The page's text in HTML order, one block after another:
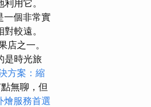
用它。
一個非常實
較遠。
之一。
是時光旅
方案：縮
無聊，但
燴服務首選